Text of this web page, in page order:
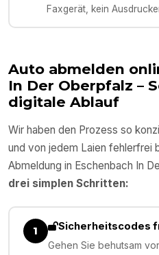
Faxgerät, kein
Auto abmelden
In Der Oberpfalz –
digitale Ablauf
Wir haben den Prozess so
und von jedem Laien fehlerfrei
Abmeldung in Eschenbach In
drei simplen Schritten:
1 Sicherheitscodes
Gehen Sie behutsam